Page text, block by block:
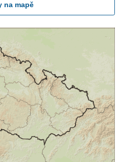
na mapě